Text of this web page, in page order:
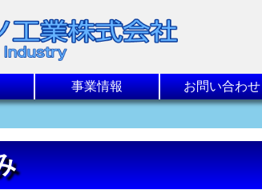
事業情報 お問い合わせ